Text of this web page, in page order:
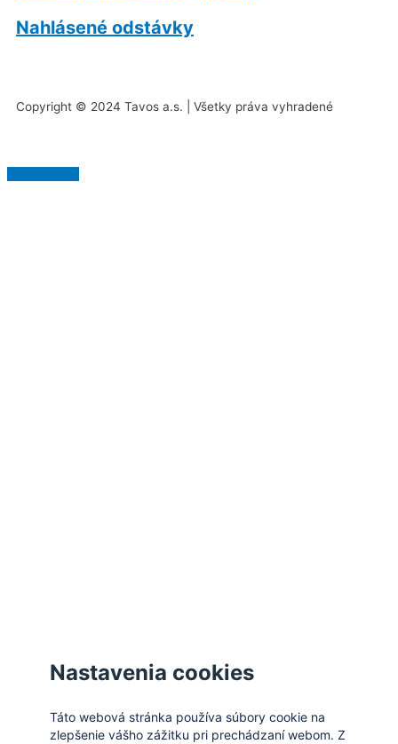
Nahlásené odstávky
Copyright © 2024 Tavos a.s. | Všetky práva vyhradené
Nastavenia cookies
Táto webová stránka používa súbory cookie na
zlepšenie vášho zážitku pri prechádzaní webom. Z